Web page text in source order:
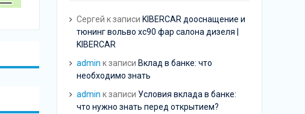
Сергей к записи KIBERCAR дооснащение и
тюнинг вольво хс90 фар салона дизеля |
KIBERCAR
admin к записи Вклад в банке: что
необходимо знать
admin к записи Условия вклада в банке:
что нужно знать перед открытием?